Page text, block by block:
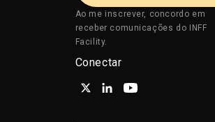
Ao me inscrever, concordo em
receber comunicações do INFF
Facility.
Conectar